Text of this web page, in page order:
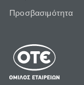
Προσβασιμότητα